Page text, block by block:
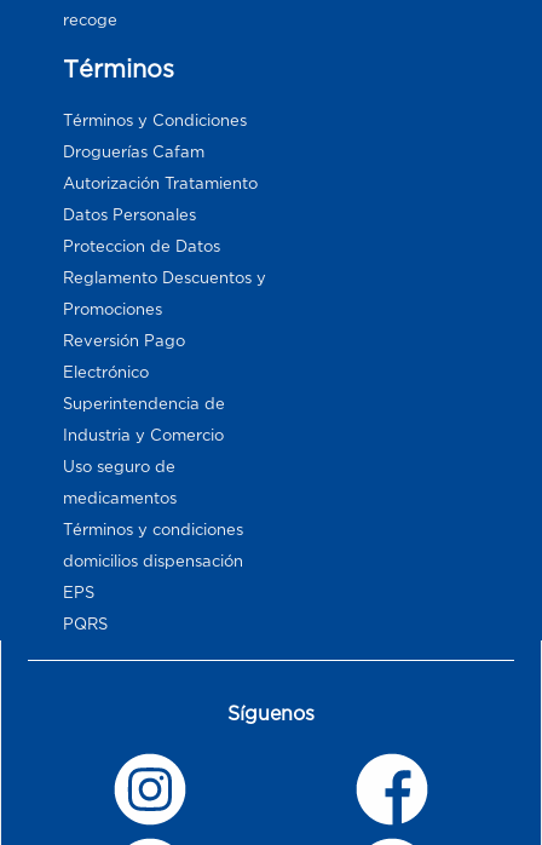
recoge
Términos
Términos y Condiciones
Droguerías Cafam
Autorización Tratamiento
Datos Personales
Proteccion de Datos
Reglamento Descuentos y
Promociones
Reversión Pago
Electrónico
Superintendencia de
Industria y Comercio
Uso seguro de
medicamentos
Términos y condiciones
domicilios dispensación
EPS
PQRS
Síguenos